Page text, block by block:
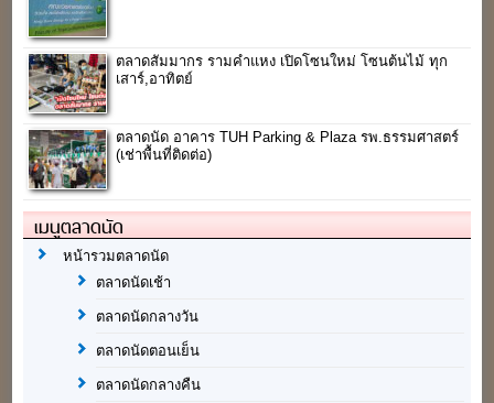
ตลาดสัมมากร รามคำแหง เปิดโซนใหม่ โซนต้นไม้ ทุก
เสาร์,อาทิตย์
ตลาดนัด อาคาร TUH Parking & Plaza รพ.ธรรมศาสตร์
(เช่าพื้นที่ติดต่อ)
เมนูตลาดนัด
หน้ารวมตลาดนัด
ตลาดนัดเช้า
ตลาดนัดกลางวัน
ตลาดนัดตอนเย็น
ตลาดนัดกลางคืน